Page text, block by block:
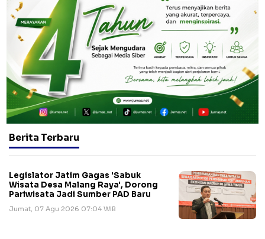
Berita Terbaru
Legislator Jatim Gagas 'Sabuk
Wisata Desa Malang Raya', Dorong
Pariwisata Jadi Sumber PAD Baru
Jumat, 07 Agu 2026 07:04 WIB